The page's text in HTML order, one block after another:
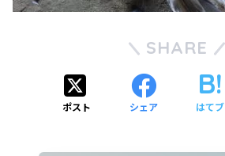
SHARE
ポスト シェア はてブ